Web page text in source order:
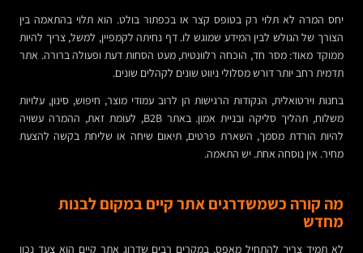
יחס המרה לא תלוי רק בטופס קצר או בכפתור בולט. הוא תלוי בהתאמה בין
הצורך של הגולש לבין המידע שמוגש לו. דף נחיתה לקמפיין, למשל, צריך להיות
ממוקד מאוד: מסר חד, הוכחה רלוונטית, מעט הסחות דעת ופעולה ברורה. אתר
תדמית רחב יותר דורש מסלולי ניווט שונים לקהלים שונים.
בחנות וירטואלית, הנקודות הרגישות הן לרוב עמודי מוצר, חיפוש, סינון, עלויות
משלוח, תהליך סליקה ובניית אמון. באתר B2B, לעומת זאת, ההמרה עשויה
להיות הורדת מסמך, השארת פרטים, תיאום שיחה או שליחת בקשה להצעת
מחיר. אין נוסחה אחת. יש התאמה.
מה קורה כשמשדרגים אתר קיים במקום לבנות
מחדש
לא תמיד צריך להתחיל מאפס. במקרים רבים שדרוג אתר קיים הוא צעד נכון